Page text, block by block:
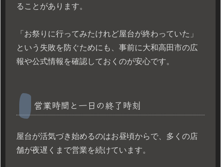
ることがあります。
「お祭りに行ってみたけれど屋台が終わっていた」
という失敗を防ぐためにも、事前に大和高田市の広
報や公式情報を確認しておくのが安心です。
営業時間と一日の終了時刻
屋台が活気づき始めるのはお昼頃からで、多くの店
舗が夜遅くまで営業を続けています。